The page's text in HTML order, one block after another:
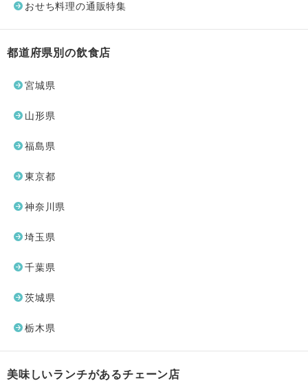
おせち料理の通販特集
都道府県別の飲食店
宮城県
山形県
福島県
東京都
神奈川県
埼玉県
千葉県
茨城県
栃木県
美味しいランチがあるチェーン店